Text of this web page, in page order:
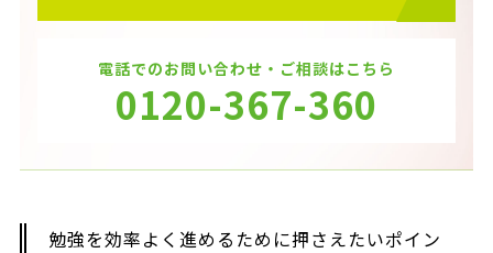
電話でのお問い合わせ・ご相談はこちら
0120-367-360
勉強を効率よく進めるために押さえたいポイン